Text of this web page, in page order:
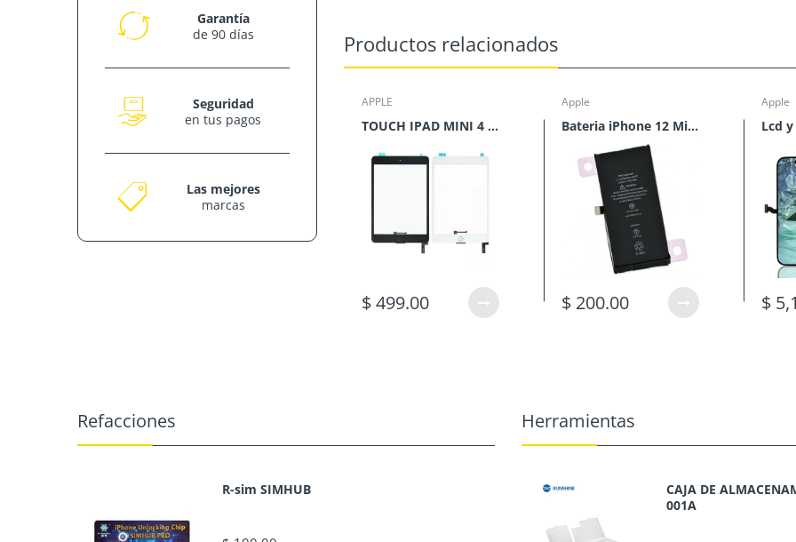
Garantía
de 90 días
Seguridad
en tus pagos
Las mejores
marcas
Productos relacionados
APPLE
TOUCH IPAD MINI 4 CON HOME
$ 499.00
Apple
Bateria iPhone 12 Mini*
$ 200.00
Apple
$
Refacciones
R-sim SIMHUB
Herramientas
CAJA DE
001A